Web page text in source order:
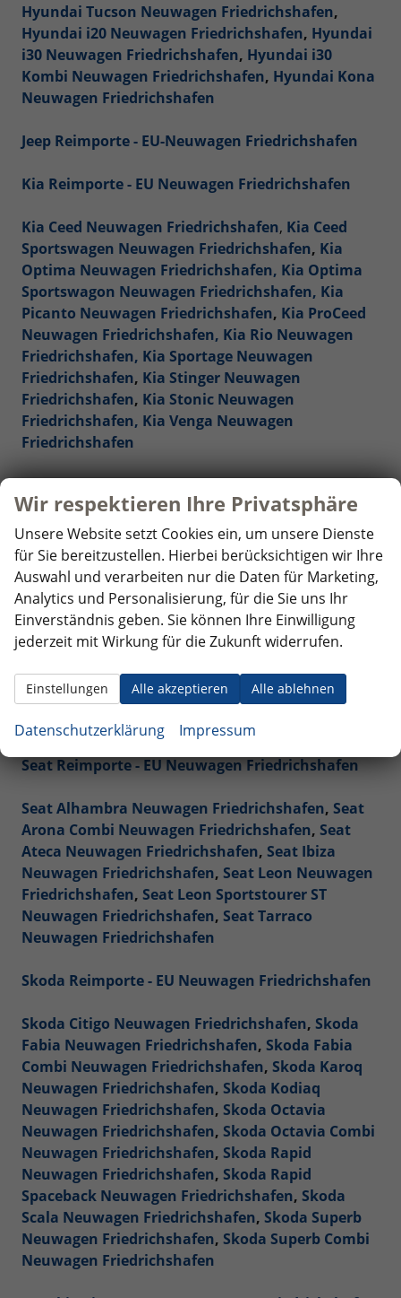
Hyundai Tucson Neuwagen Friedrichshafen,
Hyundai i20 Neuwagen Friedrichshafen, Hyundai
i30 Neuwagen Friedrichshafen, Hyundai i30
Kombi Neuwagen Friedrichshafen, Hyundai Kona
Neuwagen Friedrichshafen
Jeep Reimporte - EU-Neuwagen Friedrichshafen
Kia Reimporte - EU Neuwagen Friedrichshafen
Kia Ceed Neuwagen Friedrichshafen, Kia Ceed
Sportswagen Neuwagen Friedrichshafen, Kia
Optima Neuwagen Friedrichshafen, Kia Optima
Sportswagon Neuwagen Friedrichshafen, Kia
Picanto Neuwagen Friedrichshafen, Kia ProCeed
Neuwagen Friedrichshafen, Kia Rio Neuwagen
Friedrichshafen, Kia Sportage Neuwagen
Friedrichshafen, Kia Stinger Neuwagen
Friedrichshafen, Kia Stonic Neuwagen
Friedrichshafen, Kia Venga Neuwagen
Friedrichshafen
Mercedes-Benz Reimporte - EU-Neuwagen
Friedrichshafen
Nissan Reimporte - EU Neuwagen Friedrichshafen
Opel Reimporte - EU Neuwagen Friedrichshafen
Peugeot Reimporte - EU Neuwagen
Renault Reimporte - EU Neuwagen
Friedrichshafen
Seat Reimporte - EU Neuwagen Friedrichshafen
Seat Alhambra Neuwagen Friedrichshafen, Seat
Arona Combi Neuwagen Friedrichshafen, Seat
Ateca Neuwagen Friedrichshafen, Seat Ibiza
Neuwagen Friedrichshafen, Seat Leon Neuwagen
Friedrichshafen, Seat Leon Sportstourer ST
Neuwagen Friedrichshafen, Seat Tarraco
Neuwagen Friedrichshafen
Skoda Reimporte - EU Neuwagen Friedrichshafen
Skoda Citigo Neuwagen Friedrichshafen, Skoda
Fabia Neuwagen Friedrichshafen, Skoda Fabia
Combi Neuwagen Friedrichshafen, Skoda Karoq
Neuwagen Friedrichshafen, Skoda Kodiaq
Neuwagen Friedrichshafen, Skoda Octavia
Neuwagen Friedrichshafen, Skoda Octavia Combi
Neuwagen Friedrichshafen, Skoda Rapid
Neuwagen Friedrichshafen, Skoda Rapid
Spaceback Neuwagen Friedrichshafen, Skoda
Scala Neuwagen Friedrichshafen, Skoda Superb
Neuwagen Friedrichshafen, Skoda Superb Combi
Neuwagen Friedrichshafen
Wir respektieren Ihre Privatsphäre
Unsere Website setzt Cookies ein, um unsere Dienste
für Sie bereitzustellen. Hierbei berücksichtigen wir Ihre
Auswahl und verarbeiten nur die Daten für Marketing,
Analytics und Personalisierung, für die Sie uns Ihr
Einverständnis geben. Sie können Ihre Einwilligung
jederzeit mit Wirkung für die Zukunft widerrufen.
Alle akzeptieren Alle ablehnen
Einstellungen
Datenschutzerklärung Impressum